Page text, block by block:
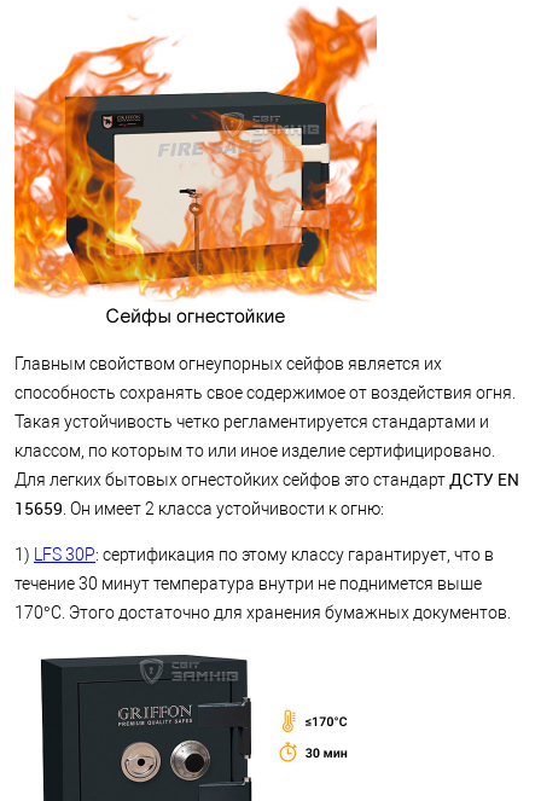
Главным свойством огнеупорных сейфов является их
способность сохранять свое содержимое от воздействия огня.
Такая устойчивость четко регламентируется стандартами и
классом, по которым то или иное изделие сертифицировано.
Для легких бытовых огнестойких сейфов это стандартДСТУ EN
15659. Он имеет 2 класса устойчивости к огню:
1) LFS 30P: сертификация по этому классу гарантирует, что в
течение 30 минут температура внутри не поднимется выше
170°C. Этого достаточно для хранения бумажных документов.